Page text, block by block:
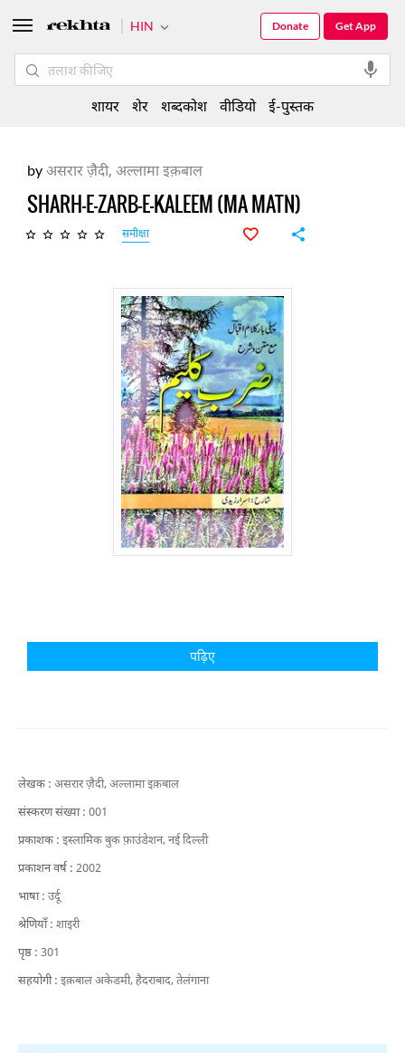
byअसरार ज़ैदी, अल्लामा इक़बाल
SHARH-E-ZARB-E-KALEEM (MA MATN)
समीक्षा
पढ़िए
लेखक : असरार ज़ैदी,अल्लामा इक़बाल
संस्करण संख्या : 001
प्रकाशक : इस्लामिक बुक फ़ाउंडेशन, नई दिल्ली
प्रकाशन वर्ष : 2002
भाषा : उर्दू
श्रेणियाँ : शाइरी
पृष्ठ : 301
सहयोगी : इक़बाल अकेडमी, हैदराबाद, तेलंगाना
HIN Get App
Donate
शायर शेर शब्दकोश वीडियो ई-पुस्तक